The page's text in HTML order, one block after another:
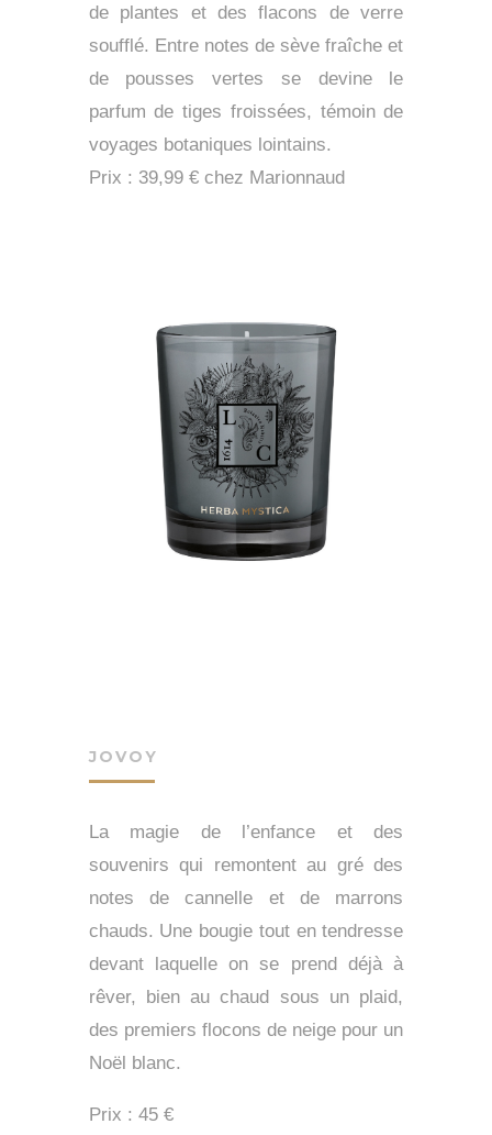
de plantes et des flacons de verre
soufflé. Entre notes de sève fraîche et
de pousses vertes se devine le
parfum de tiges froissées, témoin de
voyages botaniques lointains.
Prix : 39,99 € chez Marionnaud
JOVOY
La magie de l’enfance et des
souvenirs qui remontent au gré des
notes de cannelle et de marrons
chauds. Une bougie tout en tendresse
devant laquelle on se prend déjà à
rêver, bien au chaud sous un plaid,
des premiers flocons de neige pour un
Noël blanc.
Prix : 45 €